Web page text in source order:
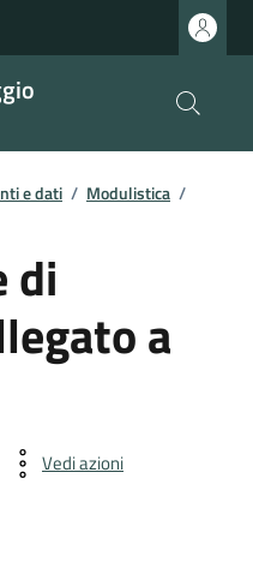
e dati / Modulistica /
di
a
Vedi azioni